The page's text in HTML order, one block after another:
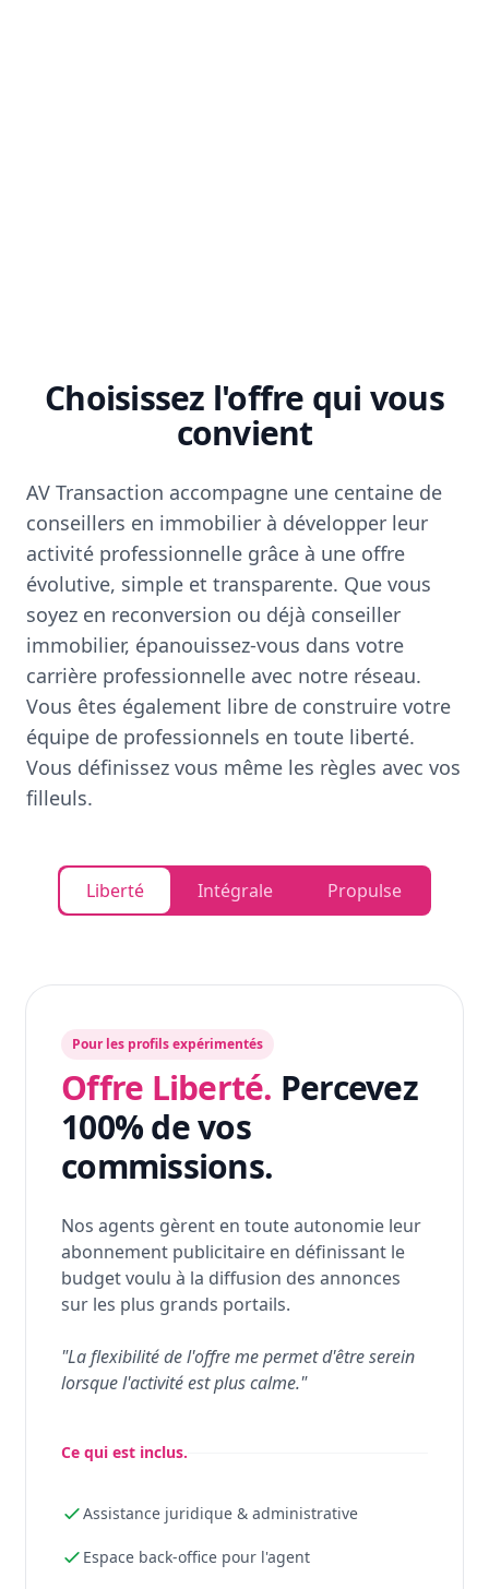
Choisissez l'offre qui vous
convient
AV Transaction accompagne une centaine de
conseillers en immobilier à développer leur
activité professionnelle grâce à une offre
évolutive, simple et transparente. Que vous
soyez en reconversion ou déjà conseiller
immobilier, épanouissez-vous dans votre
carrière professionnelle avec notre réseau.
Vous êtes également libre de construire votre
équipe de professionnels en toute liberté.
Vous définissez vous même les règles avec vos
filleuls.
Liberté Intégrale Propulse
Pour les profils expérimentés
Offre Liberté. Percevez
100% de vos
commissions.
Nos agents gèrent en toute autonomie leur
abonnement publicitaire en définissant le
budget voulu à la diffusion des annonces
sur les plus grands portails.
"La flexibilité de l'offre me permet d'être serein
lorsque l'activité est plus calme."
Ce qui est inclus.
Assistance juridique & administrative
Espace back-office pour l'agent